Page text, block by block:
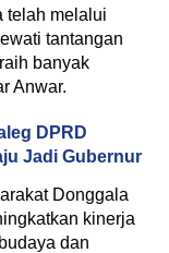
telah melalui
tantangan
banyak
Anwar.
DPRD
Jadi Gubernur
Donggala
kinerja
dan